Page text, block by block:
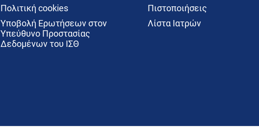
Πολιτική cookies
Υποβολή Ερωτήσεων στον
Υπεύθυνο Προστασίας
Δεδομένων του ΙΣΘ
Πιστοποιήσεις
Λίστα Ιατρών